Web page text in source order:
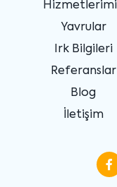
Yavrular
Irk Bilgileri
Referanslar
Blog
İletişim